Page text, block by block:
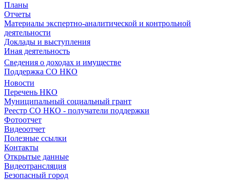
Планы
Отчеты
Материалы экспертно-аналитической и контрольной
деятельности
Доклады и выступления
Иная деятельность
Сведения о доходах и имуществе
Поддержка СО НКО
Новости
Перечень НКО
Муниципальный социальный грант
Реестр СО НКО - получатели поддержки
Фотоотчет
Видеоотчет
Полезные ссылки
Контакты
Открытые данные
Видеотрансляция
Безопасный город